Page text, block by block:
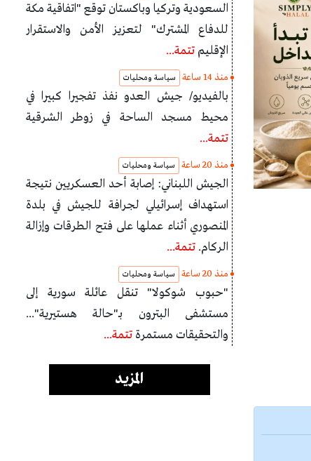
السعودية وتركيا وباكستان توقع "اتفاقية مكة
للدفاع المشترك" لتعزيز الأمن والاستقرار
الإقليم تتمة...
منذ 14 ساعة سياسة ومحليات
بالفيديو/ جيش العدو نفذ تفجيرا كبيرا في
محيط مسجد الساحة في زوطر الشرقية
تتمة...
منذ 20 ساعة سياسة ومحليات
الجيش اللبناني: إصابة أحد العسكريين نتيجة
استهداف إسرائيلي لجرافة للجيش في بلدة
المنصوري أثناء عملها على فتح الطرقات وإزالة
الركام. تتمة...
منذ 20 ساعة سياسة ومحليات
"حبوب شوكولا" تنقل عائلة سورية إلى
مستشفى البترون بـ"حالة هستيرية"...
والتحقيقات مستمرة تتمة...
المزيد